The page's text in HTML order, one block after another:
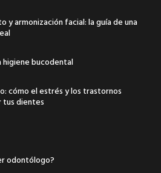
y armonización facial: la guía de una
higiene bucodental
cómo el estrés y los trastornos
tus dientes
odontólogo?